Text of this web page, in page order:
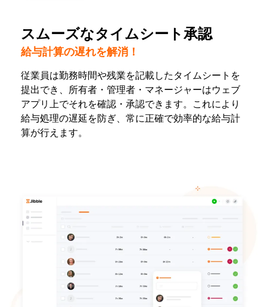
スムーズなタイムシート承認
給与計算の遅れを解消！
従業員は勤務時間や残業を記載したタイムシートを
提出でき、所有者・管理者・マネージャーはウェブ
アプリ上でそれを確認・承認できます。これにより
給与処理の遅延を防ぎ、常に正確で効率的な給与計
算が行えます。